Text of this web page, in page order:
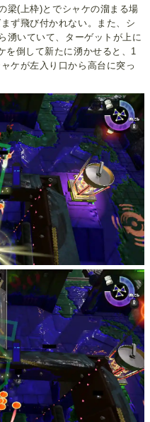
梁(上枠)とでシャケの溜まる場
ず飛び付かれない。また、シ
湧いていて、ターゲットが上に
を倒して新たに湧かせると、1
ケが左入り口から高台に突っ